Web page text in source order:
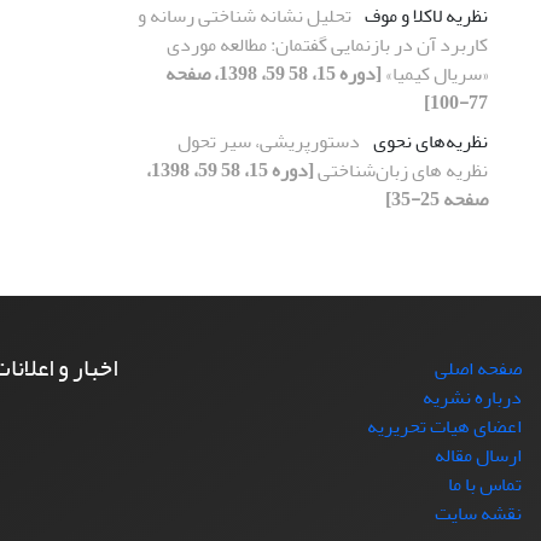
نظریه لاکلا و موف تحلیل نشانه شناختی رسانه و
کاربرد آن در بازنمایی گفتمان: مطالعه موردی
«سریال کیمیا»
[دوره 15، 58 59، 1398، صفحه
77-100]
نظریه‌های نحوی دستورپریشی، سیر تحول
نظریه های زبان‌شناختی
[دوره 15، 58 59، 1398،
صفحه 25-35]
صفحه اصلی
درباره نشریه
اعضای هیات تحریریه
ارسال مقاله
تماس با ما
نقشه سایت
اخبار و